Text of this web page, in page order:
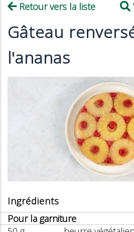
Retour vers la liste
Gâteau
l'ananas
Ingrédients
Pour la garniture